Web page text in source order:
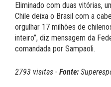
Eliminado com duas vitórias,
Chile deixa o Brasil com a
orgulhar 17 milhões de
inteiro”, diz mensagem da
comandada por Sampaoli.
2793 visitas - Fonte: